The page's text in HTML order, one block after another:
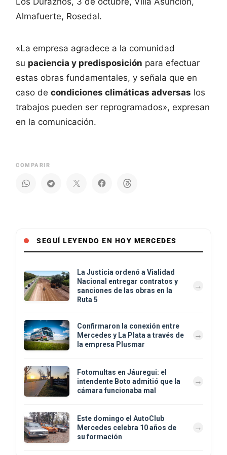
Almafuerte, Rosedal.
«La empresa agradece a la comunidad
su paciencia y predisposición para efectuar
estas obras fundamentales, y señala que en
caso de condiciones climáticas adversas los
trabajos pueden ser reprogramados», expresan
en la comunicación.
COMPARIR
SEGUÍ LEYENDO EN HOY MERCEDES
La Justicia ordenó a Vialidad
Nacional entregar contratos y
sanciones de las obras en la
Ruta 5
Confirmaron la conexión entre
Mercedes y La Plata a través de
la empresa Plusmar
Fotomultas en Jáuregui: el
intendente Boto admitió que la
cámara funcionaba mal
Este domingo el AutoClub
Mercedes celebra 10 años de
su formación